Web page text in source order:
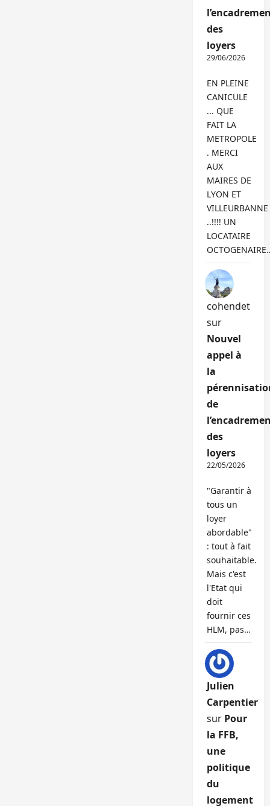
des
loyers
29/06/2026
EN PLEINE
CANICULE
... QUE
FAIT LA
METROPOLE
. MERCI
AUX
MAIRES DE
LYON ET
VILLEURBANNE
..!!!! UN
LOCATAIRE
cohendet
sur
Nouvel
appel à
la
de
des
loyers
22/05/2026
"Garantir à
tous un
loyer
abordable"
: tout à fait
souhaitable.
Mais c'est
l'Etat qui
doit
fournir ces
HLM, pas…
Julien
Carpentier
sur Pour
la FFB,
une
politique
du
logement